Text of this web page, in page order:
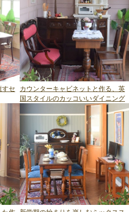
すセ
カウンターキャビネットと作る、英
国スタイルのカッコいいダイニング